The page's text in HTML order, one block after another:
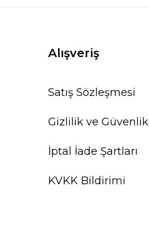
Alışveriş
Satış Sözleşmesi
Gizlilik ve Güvenlik
İptal İade Şartları
KVKK Bildirimi